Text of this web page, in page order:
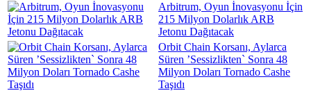
Arbitrum, Oyun İnovasyonu İçin
215 Milyon Dolarlık ARB
Jetonu Dağıtacak
Orbit Chain Korsanı, Aylarca
Süren ’Sessizlikten` Sonra 48
Milyon Doları Tornado Cashe
Taşıdı